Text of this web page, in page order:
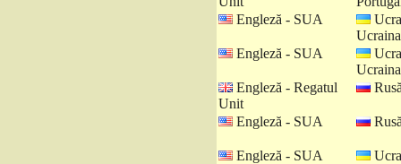
Engleză - SUA
Ucraina
Engleză - SUA
Ucraina
Engleză - Regatul
Unit
Engleză - SUA
Engleză - SUA